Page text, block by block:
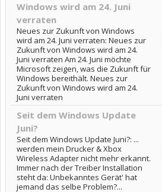
Windows wird am 24. Juni
verraten
Neues zur Zukunft von Windows
wird am 24. Juni verraten: Neues zur
Zukunft von Windows wird am 24.
Juni verraten Am 24. Juni möchte
Microsoft zeigen, was die Zukunft für
Windows bereithält. Neues zur
Zukunft von Windows wird am 24.
Juni verraten
Seit dem Windows Update
Juni?
Seit dem Windows Update Juni?: ...
werden mein Drucker & Xbox
Wireless Adapter nicht mehr erkannt.
Immer nach der Treiber Installation
steht da: Unbekanntes Gerät' hat
jemand das selbe Problem?...